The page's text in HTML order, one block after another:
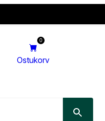
0
Ostukorv